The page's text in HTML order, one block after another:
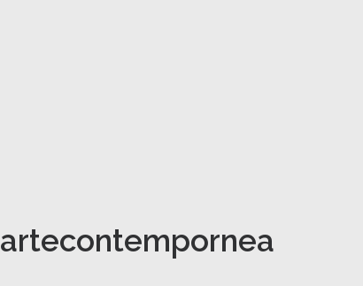
artecontempornea